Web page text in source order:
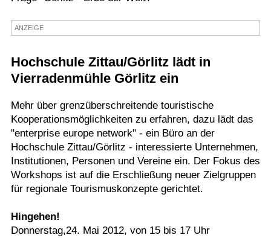
Kultur
Termine
ANZEIGE
Hochschule Zittau/Görlitz lädt in
Vierradenmühle Görlitz ein
Mehr über grenzüberschreitende touristische
Kooperationsmöglichkeiten zu erfahren, dazu lädt das
"enterprise europe network" - ein Büro an der
Hochschule Zittau/Görlitz - interessierte Unternehmen,
Institutionen, Personen und Vereine ein. Der Fokus des
Workshops ist auf die Erschließung neuer Zielgruppen
für regionale Tourismuskonzepte gerichtet.
Hingehen!
Donnerstag,24. Mai 2012, von 15 bis 17 Uhr